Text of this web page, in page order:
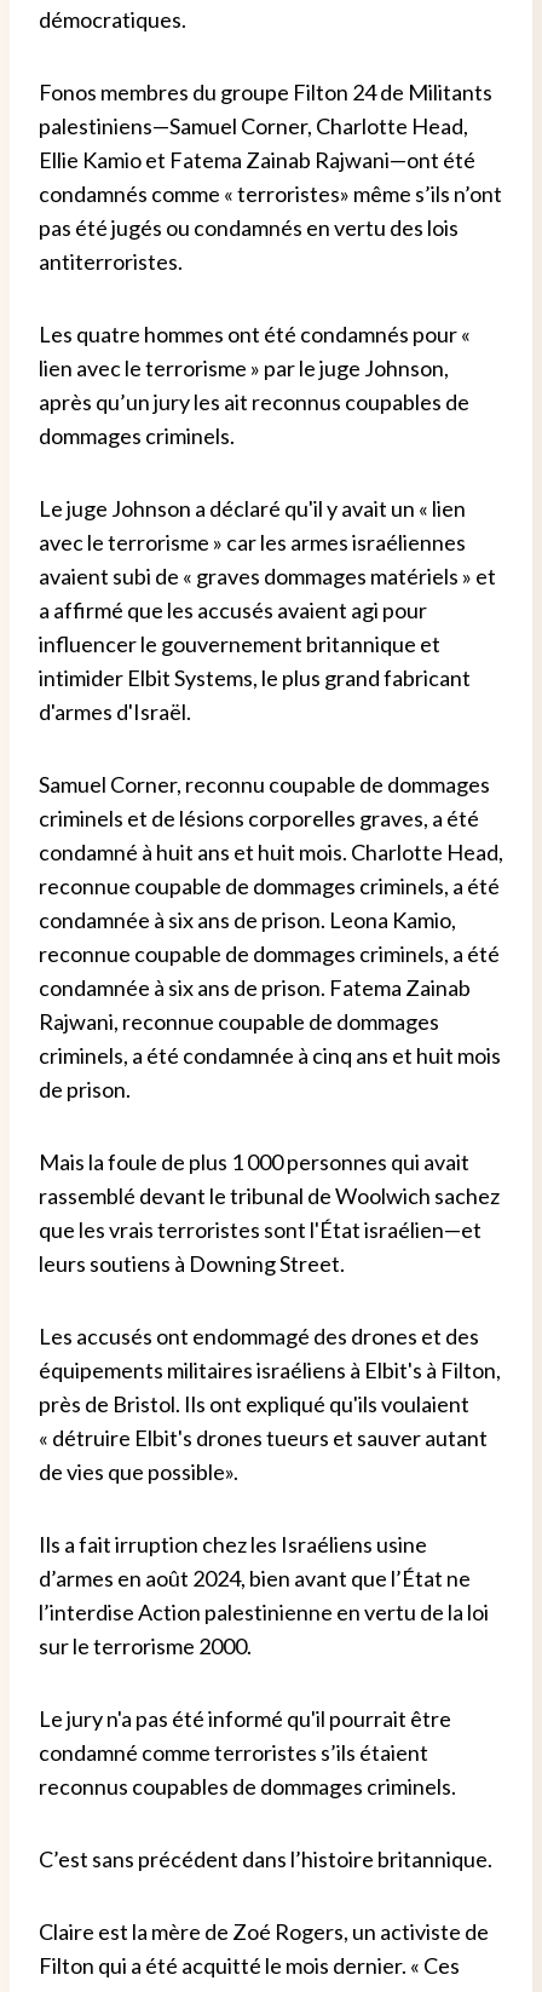
démocratiques.
Fonos membres du groupe Filton 24 de Militants
palestiniens—Samuel Corner, Charlotte Head,
Ellie Kamio et Fatema Zainab Rajwani—ont été
condamnés comme «terroristes» même s’ils n’ont
pas été jugés ou condamnés en vertu des lois
antiterroristes.
Les quatre hommes ont été condamnés pour «
lien avec le terrorisme » par le juge Johnson,
après qu’un jury les ait reconnus coupables de
dommages criminels.
Le juge Johnson a déclaré qu'il y avait un « lien
avec le terrorisme » car les armes israéliennes
avaient subi de « graves dommages matériels » et
a affirmé que les accusés avaient agi pour
influencer le gouvernement britannique et
intimider Elbit Systems, le plus grand fabricant
d'armes d'Israël.
Samuel Corner, reconnu coupable de dommages
criminels et de lésions corporelles graves, a été
condamné à huit ans et huit mois. Charlotte Head,
reconnue coupable de dommages criminels, a été
condamnée à six ans de prison. Leona Kamio,
reconnue coupable de dommages criminels, a été
condamnée à six ans de prison. Fatema Zainab
Rajwani, reconnue coupable de dommages
criminels, a été condamnée à cinq ans et huit mois
de prison.
Mais la foule de plus 1 000 personnes qui avait
rassemblé devant le tribunal de Woolwich sachez
que les vrais terroristes sont l'État israélien—et
leurs soutiens à Downing Street.
Les accusés ont endommagé des drones et des
équipements militaires israéliens à Elbit's à Filton,
près de Bristol. Ils ont expliqué qu'ils voulaient
« détruire Elbit's drones tueurs et sauver autant
de vies que possible».
Ils a fait irruption chez les Israéliens usine
d’armes en août 2024, bien avant que l’État ne
l’interdiseAction palestinienne en vertu de la loi
sur le terrorisme 2000.
Le jury n'a pas été informé qu'il pourrait être
condamné commeterroristes s’ils étaient
reconnus coupables de dommages criminels.
C’est sans précédent dans l’histoire britannique.
Claire est la mère de Zoé Rogers, un activiste de
Filton qui a été acquitté le mois dernier. « Ces